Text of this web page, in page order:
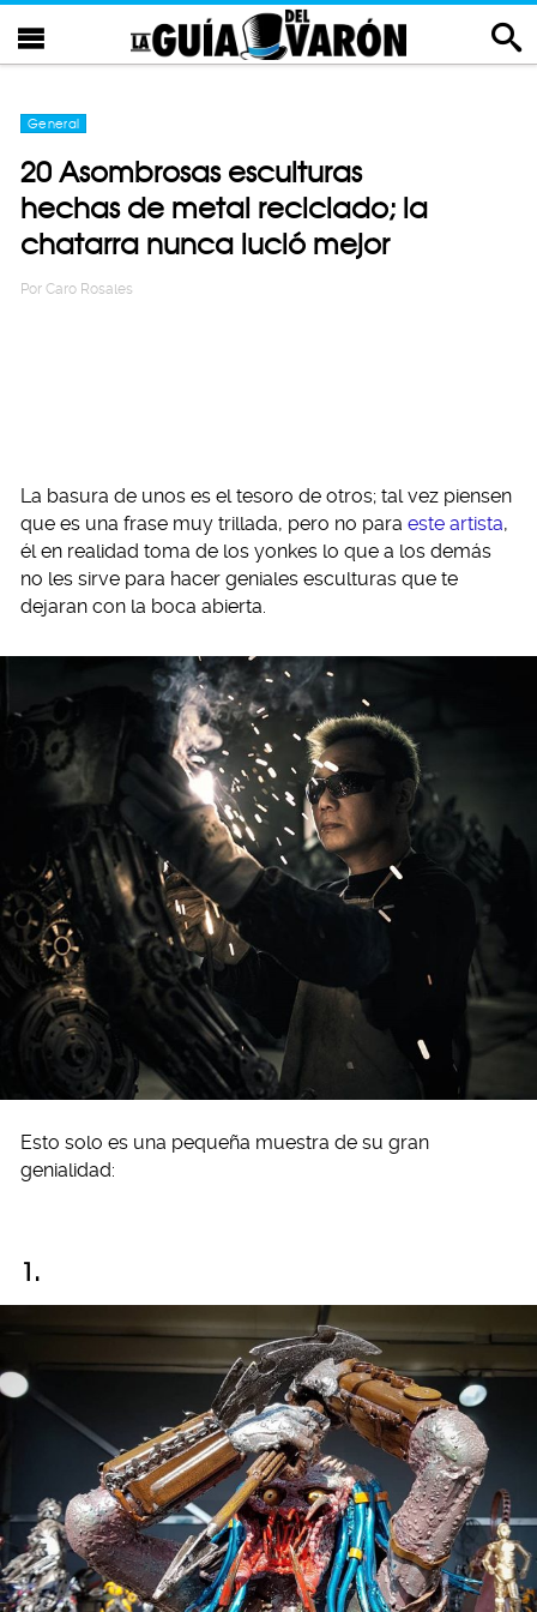
General
20 Asombrosas esculturas
hechas de metal reciclado; la
chatarra nunca lució mejor
Por Caro Rosales
La basura de unos es el tesoro de otros; tal vez piensen
que es una frase muy trillada, pero no para este artista,
él en realidad toma de los yonkes lo que a los demás
no les sirve para hacer geniales esculturas que te
dejaran con la boca abierta.
Esto solo es una pequeña muestra de su gran
genialidad:
1.